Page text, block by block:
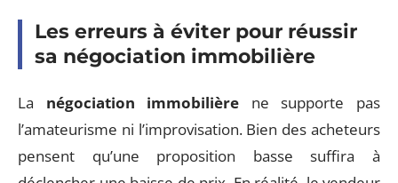
Les erreurs à éviter pour réussir
sa négociation immobilière
La négociation immobilière ne supporte pas
l’amateurisme ni l’improvisation. Bien des acheteurs
pensent qu’une proposition basse suffira à